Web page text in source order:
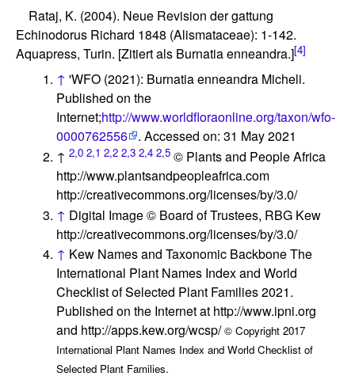
Rataj, K. (2004). Neue Revision der gattung
Echinodorus Richard 1848 (Alismataceae): 1-142.
Aquapress, Turin. [Zitiert als Burnatia enneandra.][4]
↑ 'WFO (2021): Burnatia enneandra Micheli.
Published on the
Internet;http://www.worldfloraonline.org/taxon/wfo-
0000762556
. Accessed on: 31 May 2021
↑2,0 2,1 2,2 2,3 2,4 2,5 © Plants and People Africa
http://www.plantsandpeopleafrica.com
http://creativecommons.org/licenses/by/3.0/
↑ Digital Image © Board of Trustees, RBG Kew
http://creativecommons.org/licenses/by/3.0/
↑ Kew Names and Taxonomic Backbone The
International Plant Names Index and World
Checklist of Selected Plant Families 2021.
Published on the Internet at http://www.ipni.org
and http://apps.kew.org/wcsp/© Copyright 2017
International Plant Names Index and World Checklist of
Selected Plant Families.